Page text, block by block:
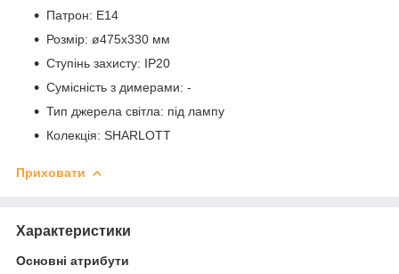
Патрон: E14
Розмір: ø475х330 мм
Ступінь захисту: IP20
Сумісність з димерами: -
Тип джерела світла: під лампу
Колекція: SHARLOTT
Приховати
Характеристики
Основні атрибути